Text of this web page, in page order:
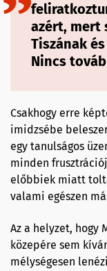
azért, mert
Tiszának
Nincs
Csakhogy erre
imidzsébe
egy tanulságos
minden
előbbiek miatt
valami egészen
Az a helyzet, hogy
közepére sem
mélységesen